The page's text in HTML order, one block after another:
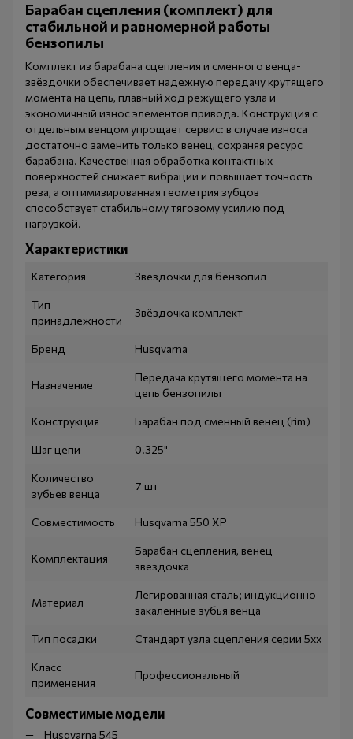
Барабан сцепления (комплект) для
стабильной и равномерной работы
бензопилы
Комплект из барабана сцепления и сменного венца-
звёздочки обеспечивает надежную передачу крутящего
момента на цепь, плавный ход режущего узла и
экономичный износ элементов привода. Конструкция с
отдельным венцом упрощает сервис: в случае износа
достаточно заменить только венец, сохраняя ресурс
барабана. Качественная обработка контактных
поверхностей снижает вибрации и повышает точность
реза, а оптимизированная геометрия зубцов
способствует стабильному тяговому усилию под
нагрузкой.
Характеристики
Категория Звёздочки для бензопил
Тип
принадлежности
Звёздочка комплект
Бренд Husqvarna
Назначение
Передача крутящего момента на
цепь бензопилы
Конструкция Барабан под сменный венец (rim)
Шаг цепи 0.325"
Количество
зубьев венца
7 шт
Совместимость Husqvarna 550 XP
Комплектация
Барабан сцепления, венец-
звёздочка
Материал
Легированная сталь; индукционно
закалённые зубья венца
Тип посадки Стандарт узла сцепления серии 5хх
Класс
применения
Профессиональный
Совместимые модели
Husqvarna 545